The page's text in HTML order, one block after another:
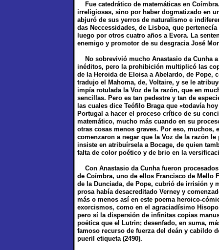
Fue catedrático de matemáticas en
irreligiosas, sino por haber dogmatizado en
abjuró de sus yerros de naturalismo e
das Neccessidades, de Lisboa, que
luego por otros cuatro años a Evora. La
enemigo y promotor de su desgracia José
No sobrevivió mucho Anastasio da Cunha
inéditos, pero la prohibición multiplicó las
de la Heroida de Eloisa a Abelardo, de Pope,
tradujo el Mahoma, de, Voltaire, y se le
impía rotulada la Voz de la razón, que en
sencillas. Pero es tan pedestre y tan de
las cuales dice Teófilo Braga que «todavía
Portugal a hacer el proceso crítico de su
matemático, mucho más cuando en su
otras cosas menos graves. Por eso,
comenzaron a negar que la Voz de la razón
insiste en atribuírsela a Bocage, de quien
falta de color poético y de brio en la
Con Anastasio da Cunha fueron
de Coímbra, uno de ellos Francisco de Mello
de la Dunciada, de Pope, cubrió de irrisión y
prosa había desacreditado Verney y
más o menos así en este poema heroico-
exorcismos, como en el agraciadísimo
pero sí la dispersión de infinitas copias
poética que el Lutrin; desenfado, en suma,
famoso recurso de fuerza del deán y cabildo
pueril etiqueta (2490).